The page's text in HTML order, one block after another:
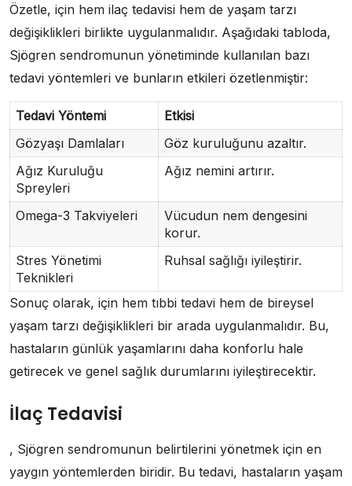
Özetle, için hem ilaç tedavisi hem de yaşam tarzı
değişiklikleri birlikte uygulanmalıdır. Aşağıdaki tabloda,
Sjögren sendromunun yönetiminde kullanılan bazı
tedavi yöntemleri ve bunların etkileri özetlenmiştir:
Tedavi Yöntemi
Etkisi
Gözyaşı Damlaları
Göz kuruluğunu azaltır.
Ağız Kuruluğu
Spreyleri
Ağız nemini artırır.
Omega-3 Takviyeleri
Vücudun nem dengesini
korur.
Stres Yönetimi
Teknikleri
Ruhsal sağlığı iyileştirir.
Sonuç olarak, için hem tıbbi tedavi hem de bireysel
yaşam tarzı değişiklikleri bir arada uygulanmalıdır. Bu,
hastaların günlük yaşamlarını daha konforlu hale
getirecek ve genel sağlık durumlarını iyileştirecektir.
İlaç Tedavisi
, Sjögren sendromunun belirtilerini yönetmek için en
yaygın yöntemlerden biridir. Bu tedavi, hastaların yaşam